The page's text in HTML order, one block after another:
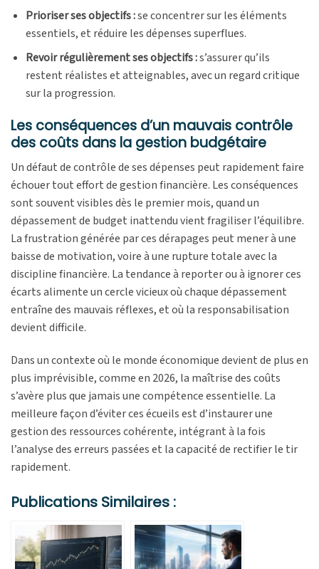
Prioriser ses objectifs :se concentrer sur les éléments
essentiels, et réduire les dépenses superflues.
Revoir régulièrement ses objectifs :s’assurer qu’ils
restent réalistes et atteignables, avec un regard critique
sur la progression.
Les conséquences d’un mauvais contrôle
des coûts dans la gestion budgétaire
Un défaut de contrôle de ses dépenses peut rapidement faire
échouer tout effort de gestion financière. Les conséquences
sont souvent visibles dès le premier mois, quand un
dépassement de budget inattendu vient fragiliser l’équilibre.
La frustration générée par ces dérapages peut mener à une
baisse de motivation, voire à une rupture totale avec la
discipline financière. La tendance à reporter ou à ignorer ces
écarts alimente un cercle vicieux où chaque dépassement
entraîne des mauvais réflexes, et où la responsabilisation
devient difficile.
Dans un contexte où le monde économique devient de plus en
plus imprévisible, comme en 2026, la maîtrise des coûts
s’avère plus que jamais une compétence essentielle. La
meilleure façon d’éviter ces écueils est d’instaurer une
gestion des ressources cohérente, intégrant à la fois
l’analyse des erreurs passées et la capacité de rectifier le tir
rapidement.
Publications Similaires :